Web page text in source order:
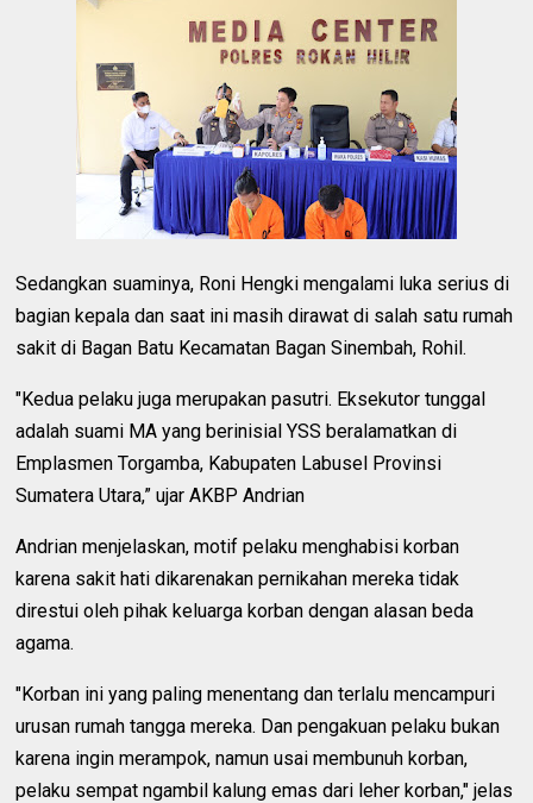
Sedangkan suaminya, Roni Hengki mengalami luka serius di
bagian kepala dan saat ini masih dirawat di salah satu rumah
sakit di Bagan Batu Kecamatan Bagan Sinembah, Rohil.
"Kedua pelaku juga merupakan pasutri. Eksekutor tunggal
adalah suami MA yang berinisial YSS beralamatkan di
Emplasmen Torgamba, Kabupaten Labusel Provinsi
Sumatera Utara,” ujar AKBP Andrian
Andrian menjelaskan, motif pelaku menghabisi korban
karena sakit hati dikarenakan pernikahan mereka tidak
direstui oleh pihak keluarga korban dengan alasan beda
agama.
"Korban ini yang paling menentang dan terlalu mencampuri
urusan rumah tangga mereka. Dan pengakuan pelaku bukan
karena ingin merampok, namun usai membunuh korban,
pelaku sempat ngambil kalung emas dari leher korban," jelas